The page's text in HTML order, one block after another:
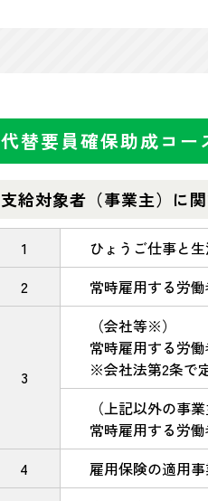
代替要員確保助成コー
支給対象者（事業主）に
1
ひょうご仕事と
2
常時雇用する労
3
（会社等※）
常時雇用する労
※会社法第2条で
（上記以外の事
常時雇用する労
4
雇用保険の適用